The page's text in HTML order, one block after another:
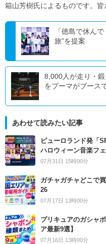
箱山芳樹氏によるものです。皆
「徳島で休ん
旅”を提案
8,000人が走り・
をプーマがブース
あわせて読みたい記事
ピューロランド発「
ハロウィーン音楽フ
07月31日 15時00分
ガチャガチャどこで
26
07月17日 13時00分
プリキュアのガシャ
ア最新9選】
07月16日 13時00分